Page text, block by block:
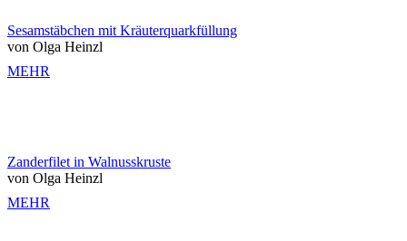
Sesamstäbchen mit Kräuterquarkfüllung
von Olga Heinzl
MEHR
Zanderfilet in Walnusskruste
von Olga Heinzl
MEHR